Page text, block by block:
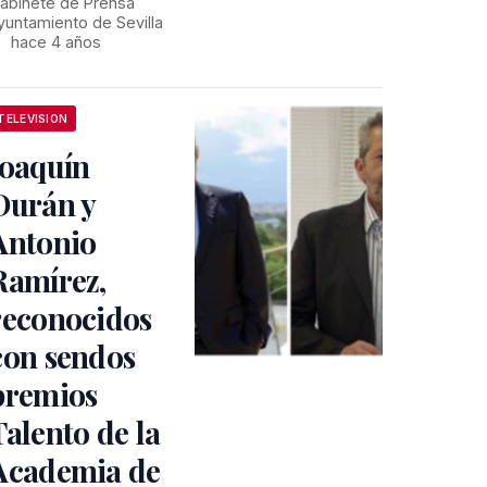
de Sevilla
hace 4 años
y
sendos
de la
de